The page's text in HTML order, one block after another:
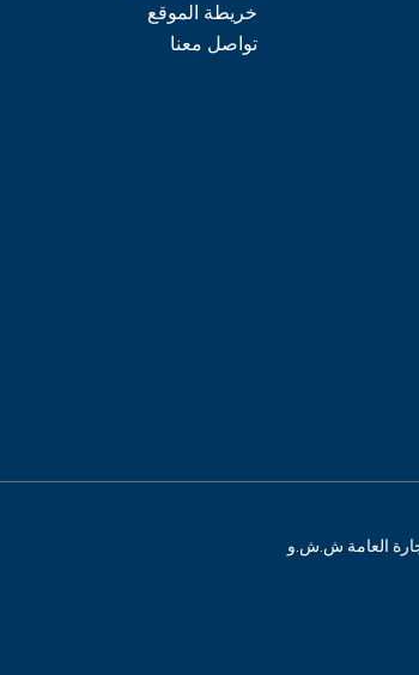
خريطة الموقع
تواصل معنا